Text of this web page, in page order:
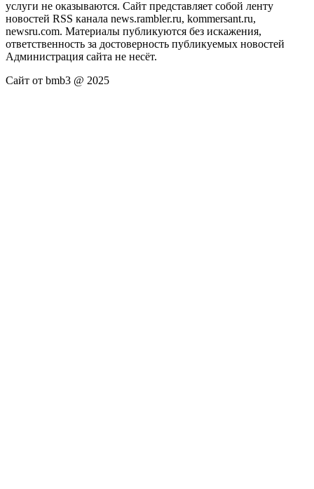
услуги не оказываются. Сайт представляет собой ленту
новостей RSS канала news.rambler.ru, kommersant.ru,
newsru.com. Материалы публикуются без искажения,
ответственность за достоверность публикуемых новостей
Администрация сайта не несёт.
Сайт от bmb3 @ 2025